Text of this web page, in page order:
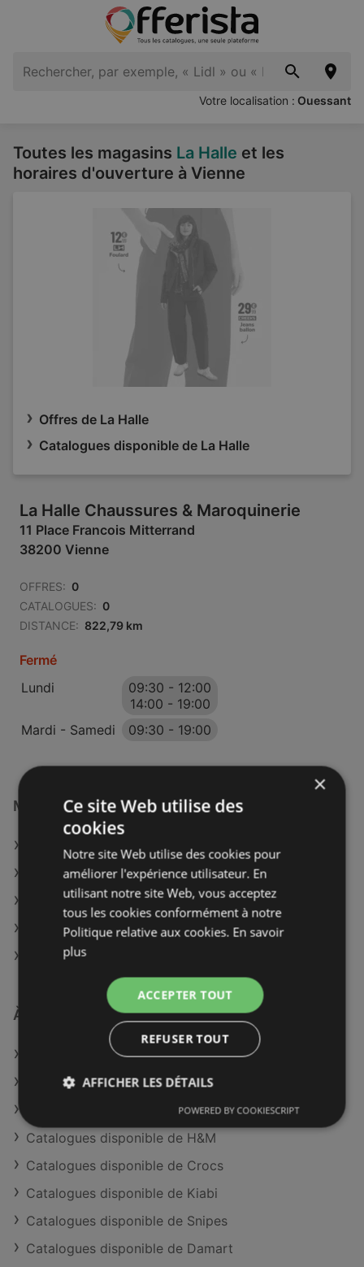
Votre localisation : Ouessant
Toutes les magasins La Halle et les
horaires d'ouverture à Vienne
Offres de La Halle
Catalogues disponible de La Halle
La Halle Chaussures & Maroquinerie
11 Place Francois Mitterrand
38200 Vienne
OFFRES: 0
CATALOGUES: 0
DISTANCE: 822,79 km
Fermé
Lundi
09:30 - 12:00
14:00 - 19:00
Mardi - Samedi
09:30 - 19:00
Magasins La Halle à :
La Halle à Montluçon
La Halle à Château-Thierry
La Halle à Confolens
La Halle à Poitiers
La Halle à Fontenay-le-Comte
À découvrir aussi
Offres de La Halle
Offres de Vib's
Catalogues disponible de H&M
Catalogues disponible de Crocs
Catalogues disponible de Kiabi
Catalogues disponible de Snipes
Catalogues disponible de Damart
×
Ce site Web utilise des
cookies
Notre site Web utilise des cookies pour
améliorer l'expérience utilisateur. En
utilisant notre site Web, vous acceptez
tous les cookies conformément à notre
Politique relative aux cookies. En savoir
plus
ACCEPTER TOUT
REFUSER TOUT
AFFICHER LES DÉTAILS
POWERED BY COOKIESCRIPT